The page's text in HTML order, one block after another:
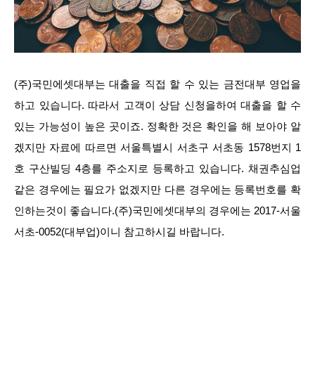
(주)국민에셋대부는 대출을 직접 할 수 있는 금전대부 영업을
하고 있습니다. 따라서 고객이 상담 신청을하여 대출을 할 수
있는 가능성이 높은 곳이죠. 정확한 것은 확인을 해 보아야 알
겠지만 자료에 따르면 서울특별시 서초구 서초동 1578번지 1
호 구산빌딩 4층를 주소지로 등록하고 있습니다. 채권추심업
같은 경우에는 필요가 없겠지만 다른 경우에는 등록번호를 확
인하는것이 좋습니다.(주)국민에셋대부의 경우에는 2017-서울
서초-0052(대부업)이니 참고하시길 바랍니다.